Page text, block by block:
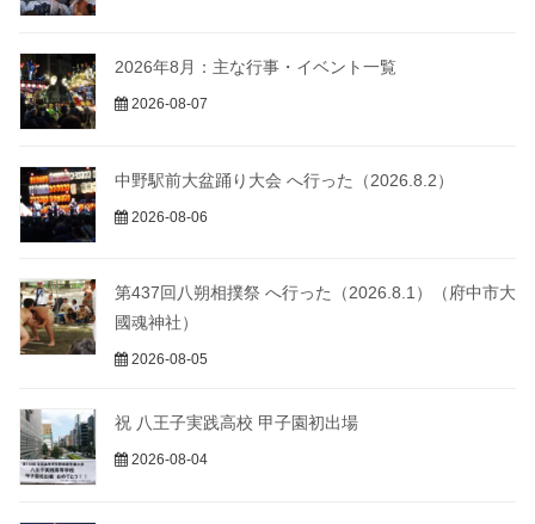
2026年8月：主な行事・イベント一覧
2026-08-07
中野駅前大盆踊り大会 へ行った（2026.8.2）
2026-08-06
第437回八朔相撲祭 へ行った（2026.8.1）（府中市大
國魂神社）
2026-08-05
祝 八王子実践高校 甲子園初出場
2026-08-04